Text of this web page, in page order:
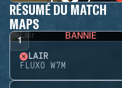
RÉSUMÉ DU MATCH
MAPS
1 BANNIE
LAIR
FLUXO W7M